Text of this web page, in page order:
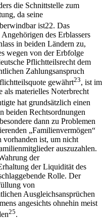
die Schnittstelle zum
da seine
ist22. Das
des Erblassers
in beiden Ländern zu,
wegen von der Erbfolge
Pflichtteilsrecht dem
Zahlungsanspruch
gewährt23, ist im
als materielles Noterbrecht
hat grundsätzlich einen
beiden Rechtsordnungen
dann zu Problemen
„Familienvermögen“
vorhanden ist, um nicht
auszuzahlen.
der
der Liquidität des
Rolle. Der
von
Ausgleichsansprüchen
angesichts ohnehin meist
25.